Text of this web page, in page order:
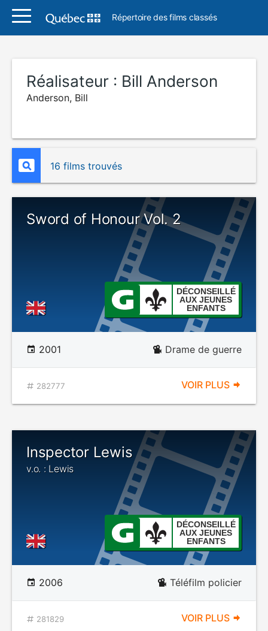
Répertoire des films classés
Réalisateur : Bill Anderson
Anderson, Bill
16 films trouvés
Sword of Honour Vol. 2
DÉCONSEILLÉ
AUX JEUNES
ENFANTS
2001 Drame de guerre
282777 VOIR PLUS
Inspector Lewis
v.o. : Lewis
DÉCONSEILLÉ
AUX JEUNES
ENFANTS
2006 Téléfilm policier
281829 VOIR PLUS